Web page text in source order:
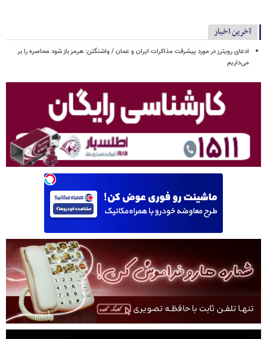
آخرین اخبار
ادعای رویترز در مورد پیشرفت مذاکرات ایران و عمان / واشنگتن: هرمز باز شود محاصره را بر
می‌داریم